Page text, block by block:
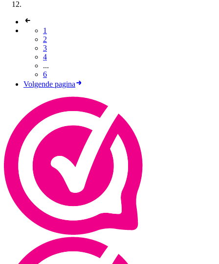
1
2
3
4
...
6
Volgende pagina